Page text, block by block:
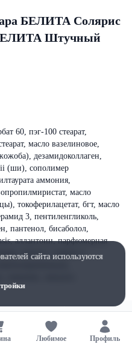
БЕЛИТА Солярис
Штучный
60, пэг-100 стеарат,
масло вазелиновое,
дезамидоколлаген,
(ши), сополимер
аммония,
масло
токоферилацетат, бгт, масло
3, пентиленгликоль,
пантенол, бисаболол,
аллантоин, парфюмерная
ментол, 2-бром-2-
лимонен, линалол.
Любимое Профиль
сайта используются